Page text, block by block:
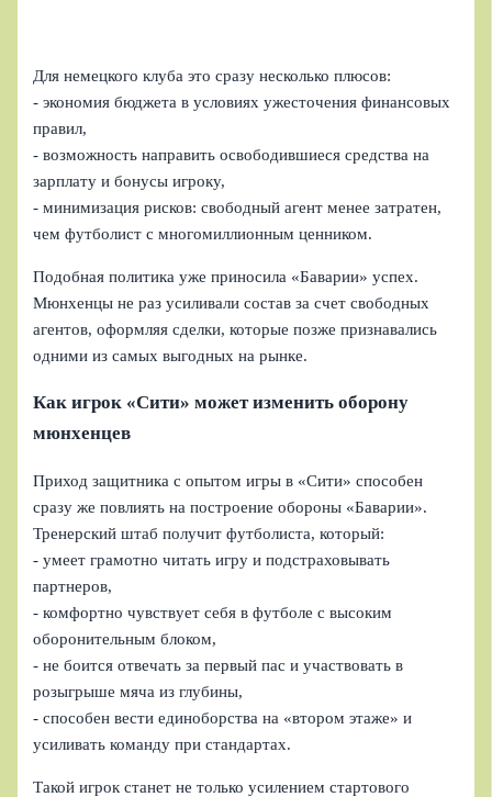
Для немецкого клуба это сразу несколько плюсов:
- экономия бюджета в условиях ужесточения финансовых
правил,
- возможность направить освободившиеся средства на
зарплату и бонусы игроку,
- минимизация рисков: свободный агент менее затратен,
чем футболист с многомиллионным ценником.
Подобная политика уже приносила «Баварии» успех.
Мюнхенцы не раз усиливали состав за счет свободных
агентов, оформляя сделки, которые позже признавались
одними из самых выгодных на рынке.
Как игрок «Сити» может изменить оборону
мюнхенцев
Приход защитника с опытом игры в «Сити» способен
сразу же повлиять на построение обороны «Баварии».
Тренерский штаб получит футболиста, который:
- умеет грамотно читать игру и подстраховывать
партнеров,
- комфортно чувствует себя в футболе с высоким
оборонительным блоком,
- не боится отвечать за первый пас и участвовать в
розыгрыше мяча из глубины,
- способен вести единоборства на «втором этаже» и
усиливать команду при стандартах.
Такой игрок станет не только усилением стартового